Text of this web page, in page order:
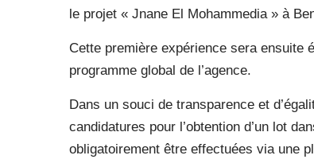
le projet « Jnane El Mohammedia » à
Cette première expérience sera ensuite
programme global de l’agence.
Dans un souci de transparence et
candidatures pour l’obtention d’un lot
obligatoirement être effectuées via une